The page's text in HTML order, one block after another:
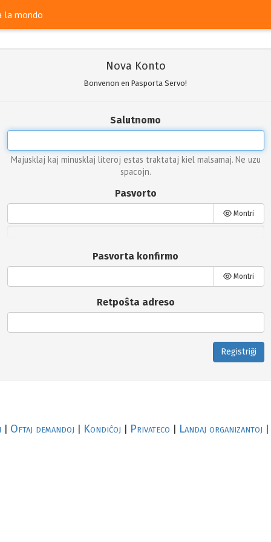
la mondo
Nova Konto
Bonvenon en Pasporta Servo!
Salutnomo
Majusklaj kaj minusklaj literoj estas traktataj kiel malsamaj. Ne uzu
spacojn.
Pasvorto
Montri
Pasvorta konfirmo
Montri
Retpoŝta adreso
Registriĝi
Oftaj demandoj Kondiĉoj Privateco Landaj organizantoj